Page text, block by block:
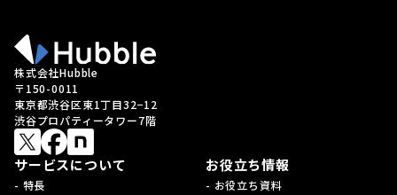
株式会社Hubble
〒150-0011
東京都渋谷区東1丁目32−12
渋谷プロパティータワー7階
サービスについて
- 特長
お役立ち情報
- お役立ち資料